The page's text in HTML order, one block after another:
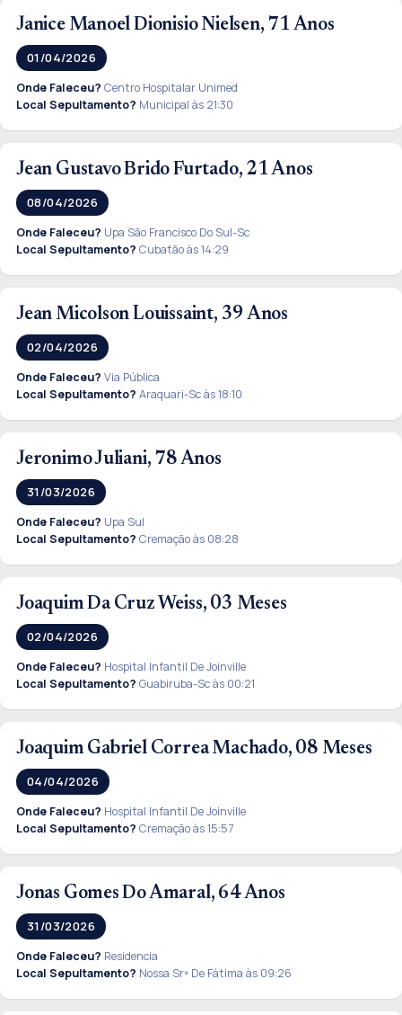
Janice Manoel Dionisio Nielsen, 71 Anos
01/04/2026
Onde Faleceu? Centro Hospitalar Unimed
Local Sepultamento? Municipal às 21:30
Jean Gustavo Brido Furtado, 21 Anos
08/04/2026
Onde Faleceu? Upa São Francisco Do Sul-Sc
Local Sepultamento? Cubatão às 14:29
Jean Micolson Louissaint, 39 Anos
02/04/2026
Onde Faleceu? Via Pública
Local Sepultamento? Araquari-Sc às 18:10
Jeronimo Juliani, 78 Anos
31/03/2026
Onde Faleceu? Upa Sul
Local Sepultamento? Cremação às 08:28
Joaquim Da Cruz Weiss, 03 Meses
02/04/2026
Onde Faleceu? Hospital Infantil De Joinville
Local Sepultamento? Guabiruba-Sc às 00:21
Joaquim Gabriel Correa Machado, 08 Meses
04/04/2026
Onde Faleceu? Hospital Infantil De Joinville
Local Sepultamento? Cremação às 15:57
Jonas Gomes Do Amaral, 64 Anos
31/03/2026
Onde Faleceu? Residencia
Local Sepultamento? Nossa Srª De Fátima às 09:26